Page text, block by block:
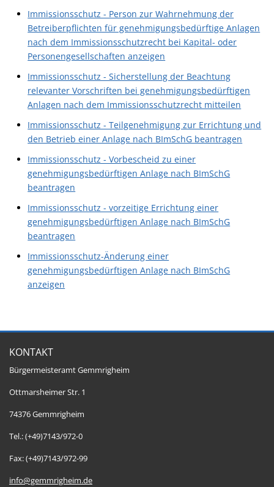
Immissionsschutz - Person zur Wahrnehmung der
Betreiberpflichten für genehmigungsbedürftige Anlagen
nach dem Immissionsschutzrecht bei Kapital- oder
Personengesellschaften anzeigen
Immissionsschutz - Sicherstellung der Beachtung
relevanter Vorschriften bei genehmigungsbedürftigen
Anlagen nach dem Immissionsschutzrecht mitteilen
Immissionsschutz - Teilgenehmigung zur Errichtung und
den Betrieb einer Anlage nach BImSchG beantragen
Immissionsschutz - Vorbescheid zu einer
genehmigungsbedürftigen Anlage nach BImSchG
beantragen
Immissionsschutz - vorzeitige Errichtung einer
genehmigungsbedürftigen Anlage nach BImSchG
beantragen
Immissionsschutz-Änderung einer
genehmigungsbedürftigen Anlage nach BImSchG
anzeigen
KONTAKT
Bürgermeisteramt Gemmrigheim
Ottmarsheimer Str. 1
74376 Gemmrigheim
Tel.: (+49)7143/972-0
Fax: (+49)7143/972-99
info@gemmrigheim.de